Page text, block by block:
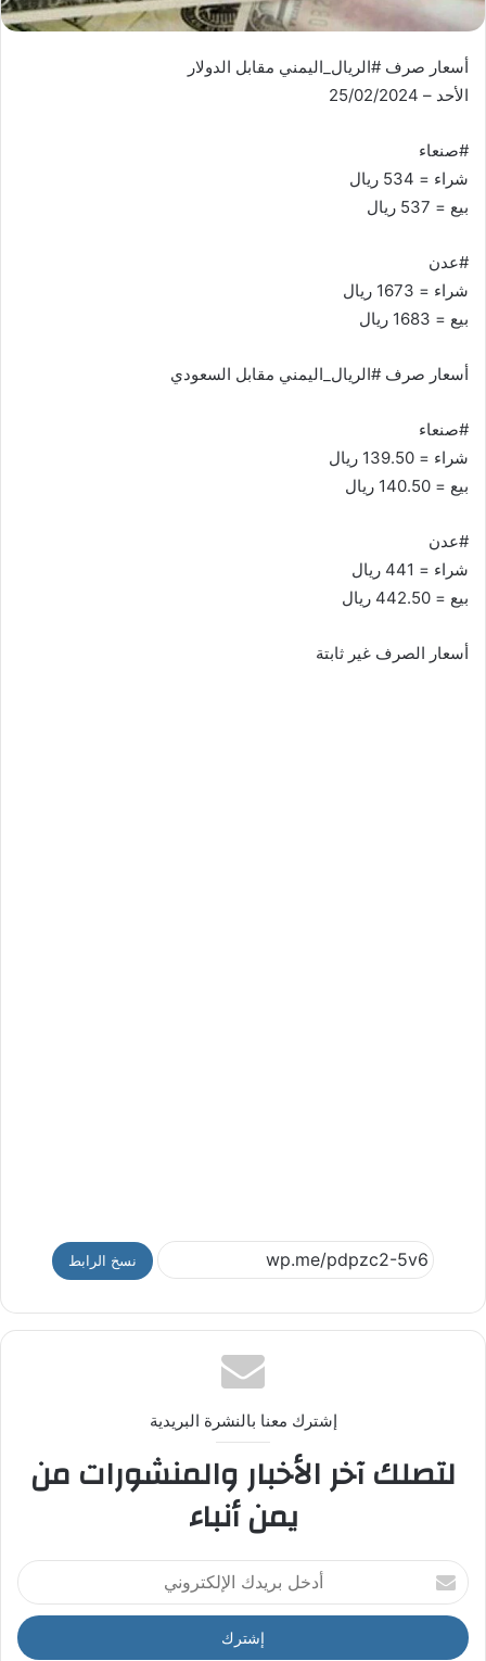
أسعار صرف #الريال_اليمني مقابل الدولار
الأحد – 25/02/2024
#صنعاء
شراء = 534 ريال
بيع = 537 ريال
#عدن
شراء = 1673 ريال
بيع = 1683 ريال
أسعار صرف #الريال_اليمني مقابل السعودي
#صنعاء
شراء = 139.50 ريال
بيع = 140.50 ريال
#عدن
شراء = 441 ريال
بيع = 442.50 ريال
أسعار الصرف غير ثابتة
نسخ الرابط
إشترك معنا بالنشرة البريدية
لتصلك آخر الأخبار والمنشورات من
يمن أنباء
أ
د
خ
ل